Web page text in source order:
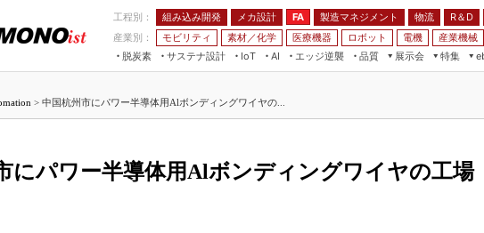
工程別： 組み込み開発 メカ設計 FA 製造マネジメント 物流 R＆D
産業別：
モビリティ 素材／化学 医療機器 ロボット 電機 産業機械
脱炭素
サステナ設計
IoT
つながる工場
AI
AI×設備保全
エッジ逆襲 品質
展示会
JIMTOF
IIFES
特集
つながるクルマ
> 中国杭州市にパワー半導体用Alボンディングワイヤの...
にパワー半導体用Alボンディングワイヤの工場